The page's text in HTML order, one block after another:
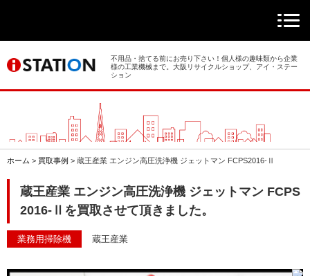
不用品・捨てる前にお売り下さい！個人様の趣味類から企業
様の工業機械まで。大阪リサイクルショップ、アイ・ステー
ション
ホーム > 買取事例 > 蔵王産業 エンジン高圧洗浄機 ジェットマン FCPS2016-Ⅱ
蔵王産業 エンジン高圧洗浄機 ジェットマン FCPS
2016-Ⅱを買取させて頂きました。
業務用掃除機 蔵王産業
> 店頭買取
> 出張買取
> 発送買取
> 選ばれる理由